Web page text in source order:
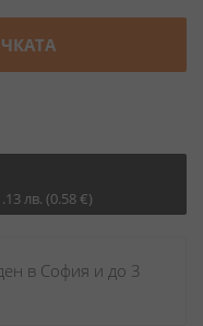
лв. (0.58 €)
в София и до 3